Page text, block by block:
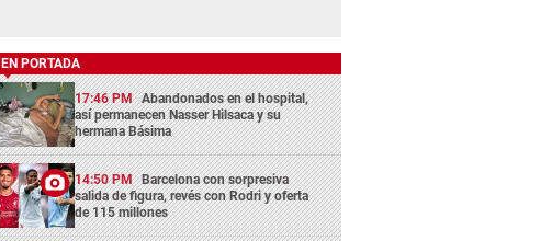
EN PORTADA
17:46 PM Abandonados en el hospital,
así permanecen Nasser Hilsaca y su
hermana Básima
14:50 PM Barcelona con sorpresiva
salida de figura, revés con Rodri y oferta
de 115 millones